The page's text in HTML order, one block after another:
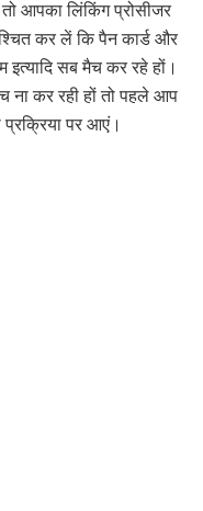
तो आपका लिंकिंग प्रोसीजर
कर लें कि पैन कार्ड और
इत्यादि सब मैच कर रहे हों।
ना कर रही हों तो पहले आप
पर आएं।